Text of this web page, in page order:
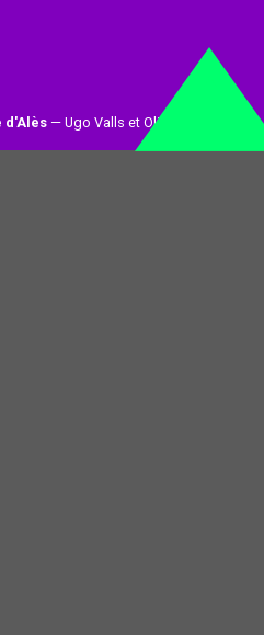
d'Alès— Ugo Valls et Olivier Loynet